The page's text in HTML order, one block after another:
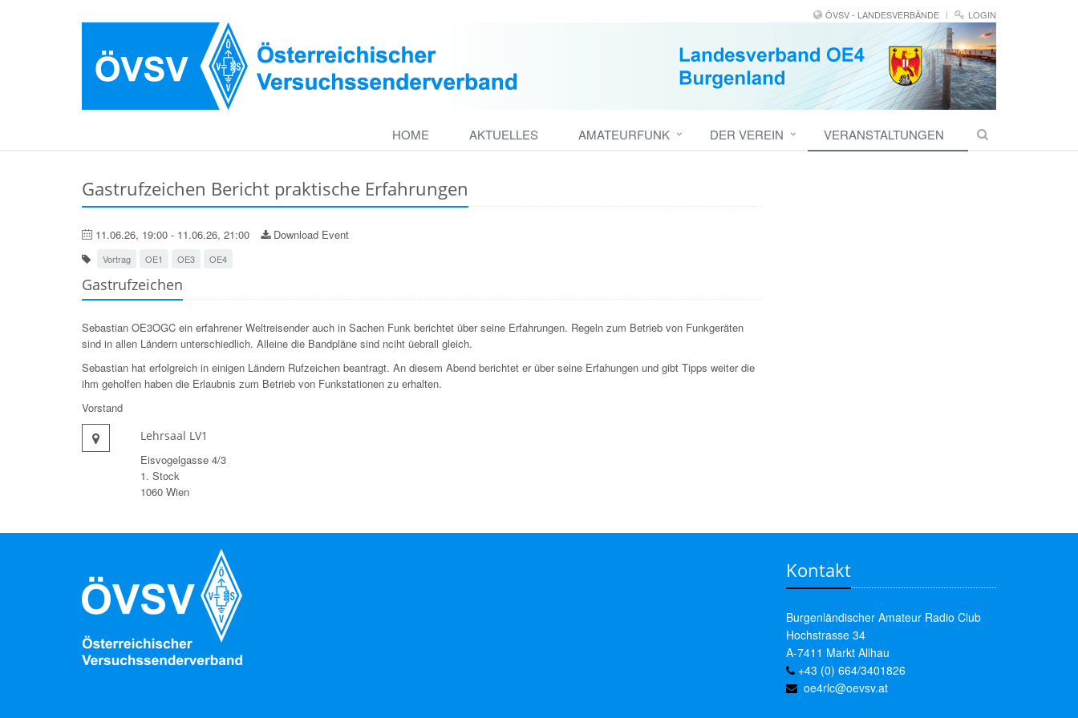
ÖVSV - LANDESVERBÄNDE LOGIN
HOME AKTUELLES AMATEURFUNK DER VEREIN VERANSTALTUNGEN
Gastrufzeichen Bericht praktische Erfahrungen
11.06.26, 19:00 - 11.06.26, 21:00 Download Event
Vortrag OE1 OE3 OE4
Gastrufzeichen
Sebastian OE3OGC ein erfahrener Weltreisender auch in Sachen Funk berichtet über seine Erfahrungen. Regeln zum Betrieb von Funkgeräten
sind in allen Ländern unterschiedlich. Alleine die Bandpläne sind nciht üebrall gleich.
Sebastian hat erfolgreich in einigen Ländern Rufzeichen beantragt. An diesem Abend berichtet er über seine Erfahungen und gibt Tipps weiter die
ihm geholfen haben die Erlaubnis zum Betrieb von Funkstationen zu erhalten.
Vorstand
Lehrsaal LV1
Eisvogelgasse 4/3
1. Stock
1060 Wien
Kontakt
Burgenländischer Amateur Radio Club
Hochstrasse 34
A-7411 Markt Allhau
+43 (0) 664/3401826
oe4rlc@oevsv.at